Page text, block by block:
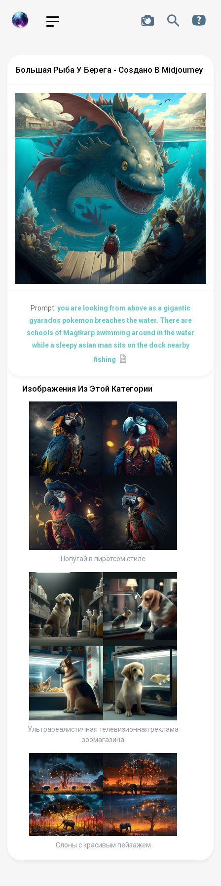
Большая Рыба У Берега - Создано В Midjourney
Prompt: you are looking from above as a gigantic
gyarados pokemon breaches the water. There are
schools of Magikarp swimming around in the water
while a sleepy asian man sits on the dock nearby
fishing
Изображения Из Этой Категории
Попугай в пиратсом стиле
Ультрареалистичная телевизионная реклама
зоомагазина
Слоны с красивым пейзажем